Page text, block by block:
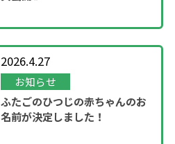
2026.4.27
お知らせ
ふたごのひつじの赤ちゃんのお
名前が決定しました！